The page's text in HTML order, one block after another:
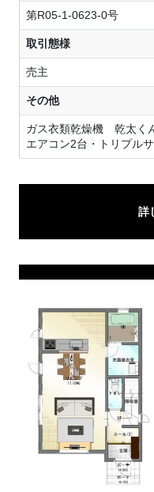
第R05-1-0623-0号
取引態様
売主
その他
ガス衣類乾燥機 乾太く
エアコン2台・トリプル
詳